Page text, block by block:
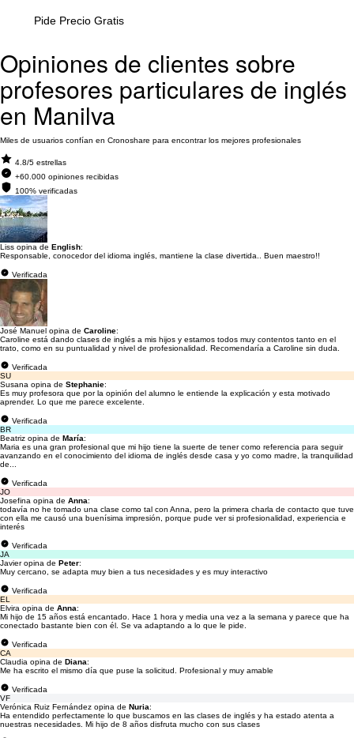
Pide Precio Gratis
Opiniones de clientes sobre
profesores particulares de inglés
en Manilva
Miles de usuarios confían en Cronoshare para encontrar los mejores profesionales
4.8/5 estrellas
+60.000 opiniones recibidas
100% verificadas
Liss opina de English:
Responsable, conocedor del idioma inglés, mantiene la clase divertida.. Buen maestro!!
Verificada
José Manuel opina de Caroline:
Caroline está dando clases de inglés a mis hijos y estamos todos muy contentos tanto en el
trato, como en su puntualidad y nivel de profesionalidad. Recomendaría a Caroline sin duda.
Verificada
SU
Susana opina de Stephanie:
Es muy profesora que por la opinión del alumno le entiende la explicación y esta motivado
aprender. Lo que me parece excelente.
Verificada
BR
Beatriz opina de María:
Maria es una gran profesional que mi hijo tiene la suerte de tener como referencia para seguir
avanzando en el conocimiento del idioma de inglés desde casa y yo como madre, la tranquilidad
de...
Verificada
JO
Josefina opina de Anna:
todavía no he tomado una clase como tal con Anna, pero la primera charla de contacto que tuve
con ella me causó una buenísima impresión, porque pude ver si profesionalidad, experiencia e
interés
Verificada
JA
Javier opina de Peter:
Muy cercano, se adapta muy bien a tus necesidades y es muy interactivo
Verificada
EL
Elvira opina de Anna:
Mi hijo de 15 años está encantado. Hace 1 hora y media una vez a la semana y parece que ha
conectado bastante bien con él. Se va adaptando a lo que le pide.
Verificada
CA
Claudia opina de Diana:
Me ha escrito el mismo día que puse la solicitud. Profesional y muy amable
Verificada
VF
Verónica Ruiz Fernández opina de Nuria:
Ha entendido perfectamente lo que buscamos en las clases de inglés y ha estado atenta a
nuestras necesidades. Mi hijo de 8 años disfruta mucho con sus clases